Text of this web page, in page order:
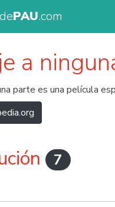
dePAU.com
a
parte es una película
7